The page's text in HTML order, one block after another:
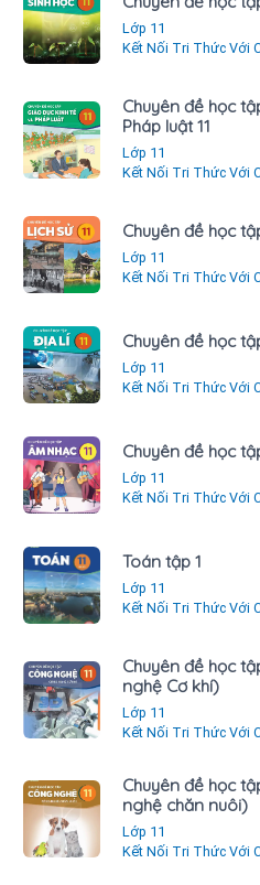
Lớp 11
Kết Nối Tri Thức Với
Chuyên đề học
Pháp luật 11
Lớp 11
Kết Nối Tri Thức Với
Chuyên đề học
Lớp 11
Kết Nối Tri Thức Với
Chuyên đề học
Lớp 11
Kết Nối Tri Thức Với
Chuyên đề học
Lớp 11
Kết Nối Tri Thức Với
Toán tập 1
Lớp 11
Kết Nối Tri Thức Với
Chuyên đề học
nghệ Cơ khí)
Lớp 11
Kết Nối Tri Thức Với
Chuyên đề học
nghệ chăn nuôi)
Lớp 11
Kết Nối Tri Thức Với